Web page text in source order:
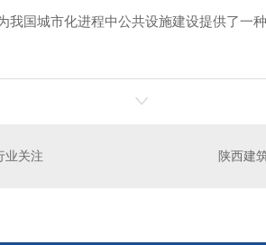
泥水平衡-下机头
我国城市化进程中公共设施建设提供了一
业关注